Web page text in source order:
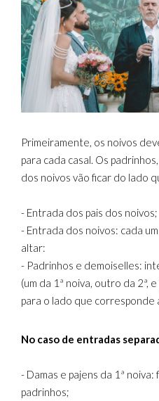
Primeiramente, os noivos
para cada casal. Os
dos noivos vão ficar do lado
- Entrada dos pais dos noivos;
- Entrada dos noivos: cada
altar:
- Padrinhos e demoiselles:
(um da 1ª noiva, outro da 2ª,
para o lado que corresponde
No caso de entradas
- Damas e pajens da 1ª
padrinhos;